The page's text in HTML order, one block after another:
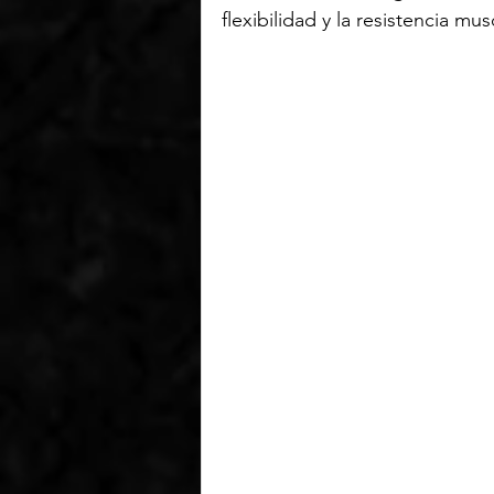
flexibilidad y la resistencia